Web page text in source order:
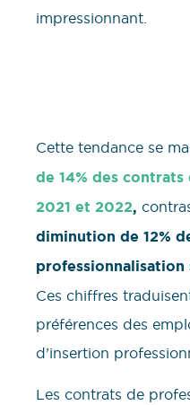
impressionnant.
Cette tendance se
de 14% des
2021 et 2022,
diminution de 12%
Ces chiffres
préférences des
d’insertion
Les contrats de